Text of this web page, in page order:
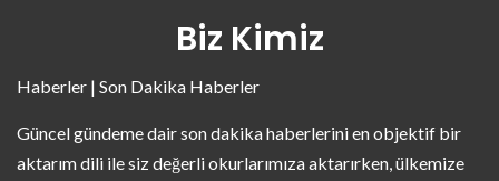
Biz Kimiz
Haberler | Son Dakika Haberler
Güncel gündeme dair son dakika haberlerini en objektif bir
aktarım dili ile siz değerli okurlarımıza aktarırken, ülkemize